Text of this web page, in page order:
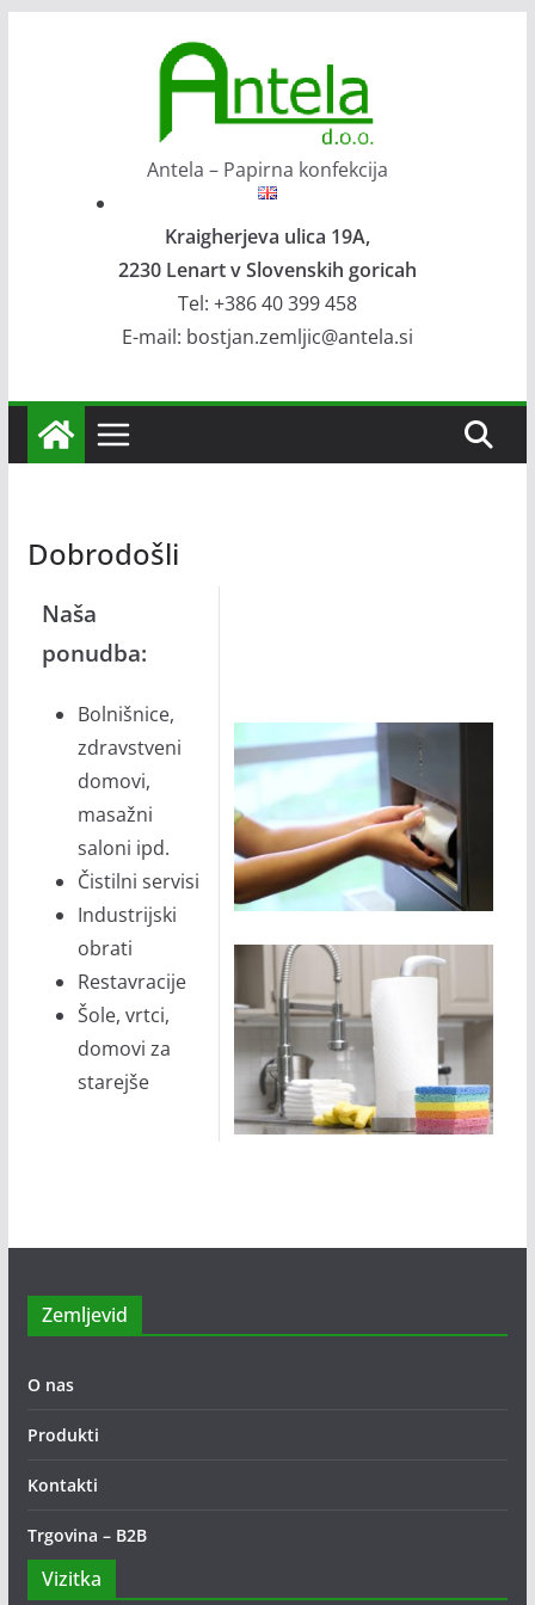
Antela – Papirna konfekcija
Kraigherjeva ulica 19A,
2230 Lenart v Slovenskih goricah
Tel: +386 40 399 458
E-mail: bostjan.zemljic@antela.si
Dobrodošli
Naša
ponudba:
Bolnišnice,
zdravstveni
domovi,
masažni
saloni ipd.
Čistilni servisi
Industrijski
obrati
Restavracije
Šole, vrtci,
domovi za
starejše
Zemljevid
O nas
Produkti
Kontakti
Trgovina – B2B
Vizitka